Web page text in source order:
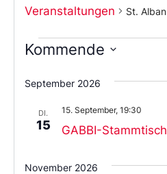
Veranstaltungen St.
Kommende
Sie
das
aus.
September 2026
DI.
15 GABBI-Stammtisch
15. September, 19:30
November 2026